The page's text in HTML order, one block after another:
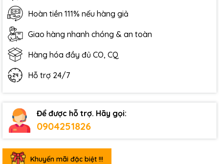
Hoàn tiền 111% nếu hàng giả
Giao hàng nhanh chóng & an toàn
Hàng hóa đầy đủ CO, CQ
Hỗ trợ 24/7
Để được hỗ trợ. Hãy gọi:
0904251826
Khuyến mãi đặc biệt !!!